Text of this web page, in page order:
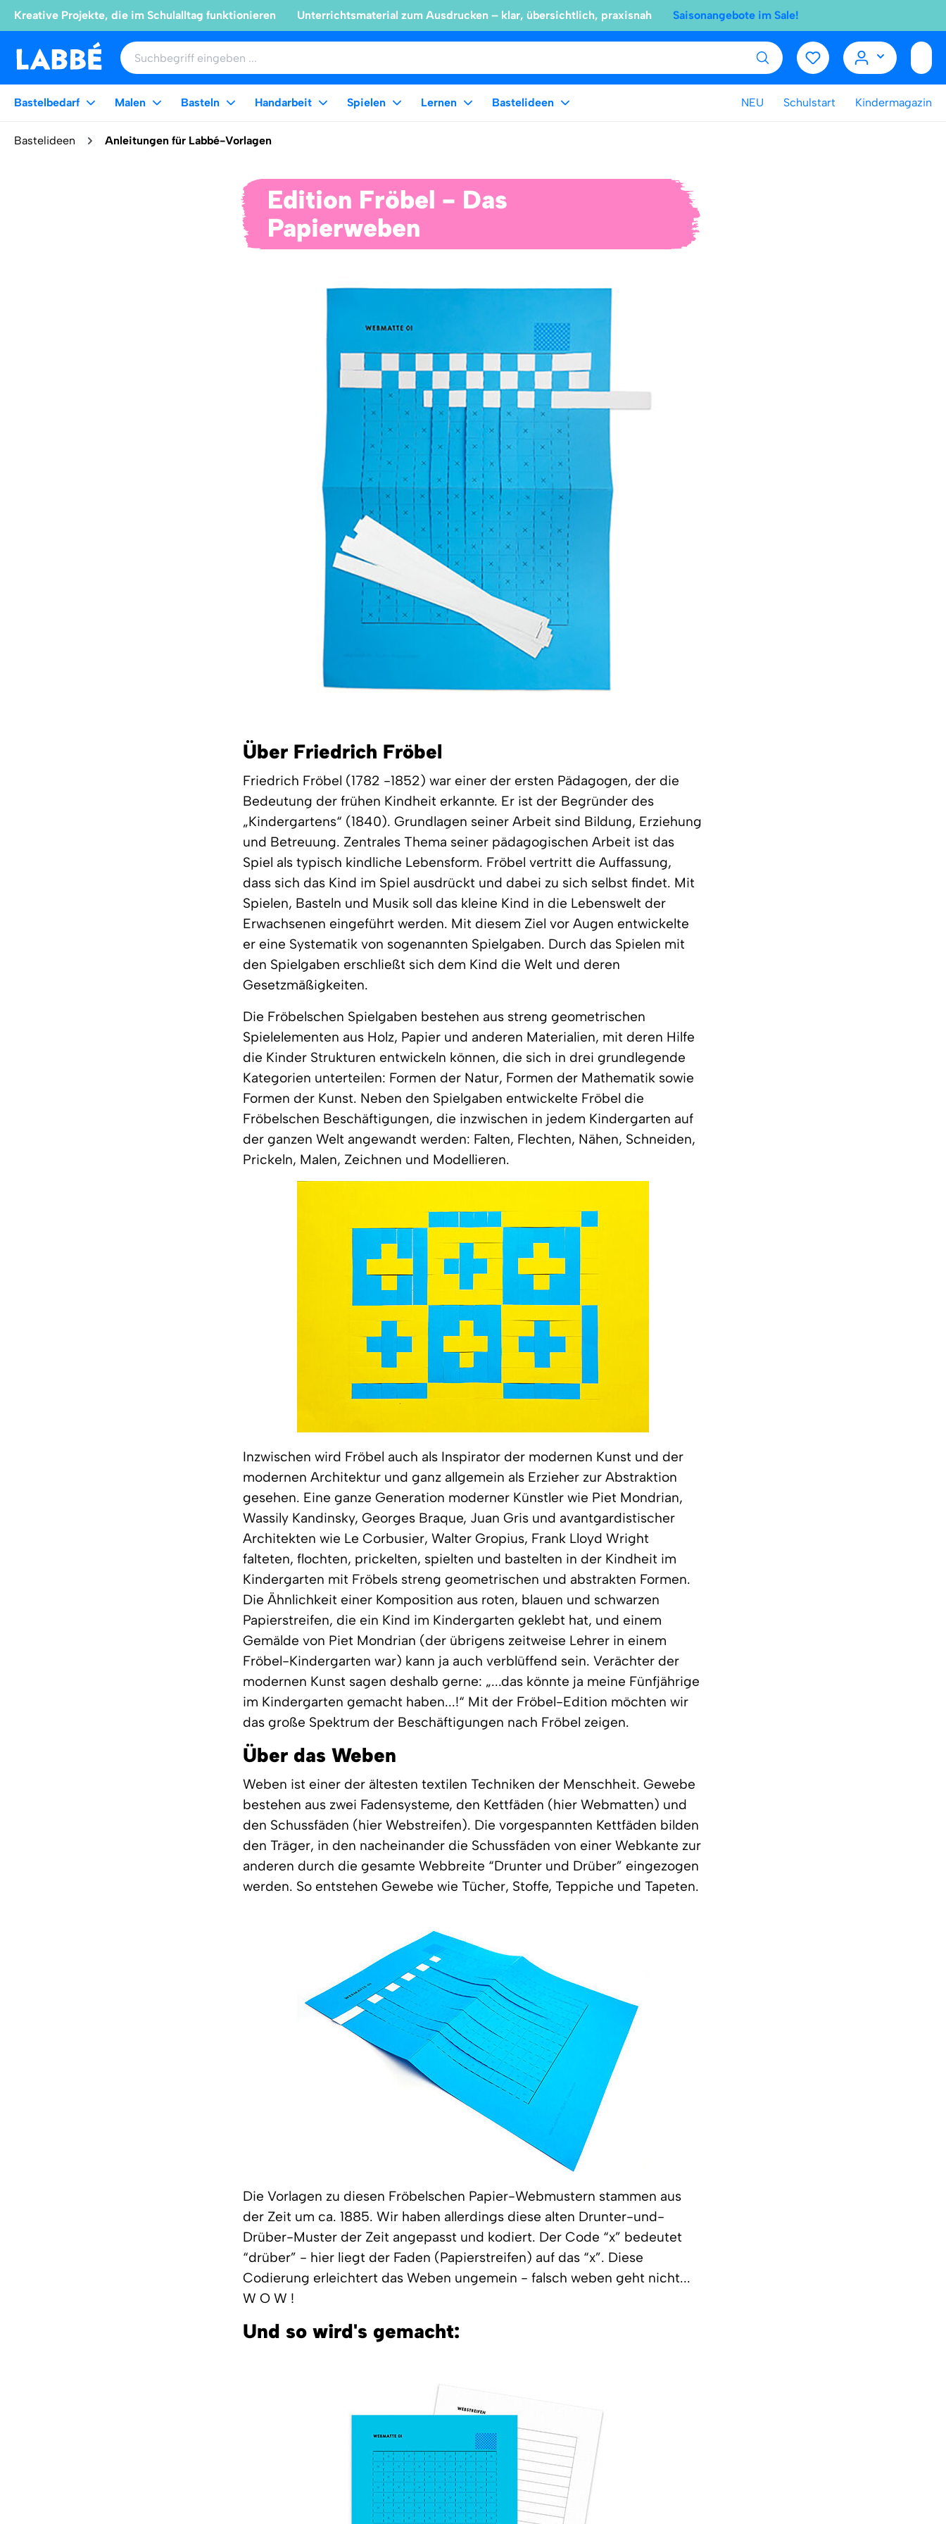
Kreative Projekte, die im Schulalltag funktionieren Unterrichtsmaterial zum Ausdrucken – klar, übersichtlich, praxisnah Saisonangebote im Sale!
Bastelbedarf Malen Basteln Handarbeit Spielen Lernen Bastelideen NEU Schulstart Kindermagazin
Bastelideen Anleitungen für Labbé-Vorlagen
Edition Fröbel - Das
Papierweben
Über Friedrich Fröbel
Friedrich Fröbel (1782 -1852) war einer der ersten Pädagogen, der die
Bedeutung der frühen Kindheit erkannte. Er ist der Begründer des
„Kindergartens“ (1840). Grundlagen seiner Arbeit sind Bildung, Erziehung
und Betreuung. Zentrales Thema seiner pädagogischen Arbeit ist das
Spiel als typisch kindliche Lebensform. Fröbel vertritt die Auffassung,
dass sich das Kind im Spiel ausdrückt und dabei zu sich selbst findet. Mit
Spielen, Basteln und Musik soll das kleine Kind in die Lebenswelt der
Erwachsenen eingeführt werden. Mit diesem Ziel vor Augen entwickelte
er eine Systematik von sogenannten Spielgaben. Durch das Spielen mit
den Spielgaben erschließt sich dem Kind die Welt und deren
Gesetzmäßigkeiten.
Die Fröbelschen Spielgaben bestehen aus streng geometrischen
Spielelementen aus Holz, Papier und anderen Materialien, mit deren Hilfe
die Kinder Strukturen entwickeln können, die sich in drei grundlegende
Kategorien unterteilen: Formen der Natur, Formen der Mathematik sowie
Formen der Kunst. Neben den Spielgaben entwickelte Fröbel die
Fröbelschen Beschäftigungen, die inzwischen in jedem Kindergarten auf
der ganzen Welt angewandt werden: Falten, Flechten, Nähen, Schneiden,
Prickeln, Malen, Zeichnen und Modellieren.
Inzwischen wird Fröbel auch als Inspirator der modernen Kunst und der
modernen Architektur und ganz allgemein als Erzieher zur Abstraktion
gesehen. Eine ganze Generation moderner Künstler wie Piet Mondrian,
Wassily Kandinsky, Georges Braque, Juan Gris und avantgardistischer
Architekten wie Le Corbusier, Walter Gropius, Frank Lloyd Wright
falteten, flochten, prickelten, spielten und bastelten in der Kindheit im
Kindergarten mit Fröbels streng geometrischen und abstrakten Formen.
Die Ähnlichkeit einer Komposition aus roten, blauen und schwarzen
Papierstreifen, die ein Kind im Kindergarten geklebt hat, und einem
Gemälde von Piet Mondrian (der übrigens zeitweise Lehrer in einem
Fröbel-Kindergarten war) kann ja auch verblüffend sein. Verächter der
modernen Kunst sagen deshalb gerne: „...das könnte ja meine Fünfjährige
im Kindergarten gemacht haben...!“ Mit der Fröbel-Edition möchten wir
das große Spektrum der Beschäftigungen nach Fröbel zeigen.
Über das Weben
Weben ist einer der ältesten textilen Techniken der Menschheit. Gewebe
bestehen aus zwei Fadensysteme, den Kettfäden (hier Webmatten) und
den Schussfäden (hier Webstreifen). Die vorgespannten Kettfäden bilden
den Träger, in den nacheinander die Schussfäden von einer Webkante zur
anderen durch die gesamte Webbreite “Drunter und Drüber” eingezogen
werden. So entstehen Gewebe wie Tücher, Stoffe, Teppiche und Tapeten.
Die Vorlagen zu diesen Fröbelschen Papier-Webmustern stammen aus
der Zeit um ca. 1885. Wir haben allerdings diese alten Drunter-und-
Drüber-Muster der Zeit angepasst und kodiert. Der Code “x” bedeutet
“drüber” - hier liegt der Faden (Papierstreifen) auf das “x”. Diese
Codierung erleichtert das Weben ungemein - falsch weben geht nicht...
W O W !
Und so wird's gemacht: